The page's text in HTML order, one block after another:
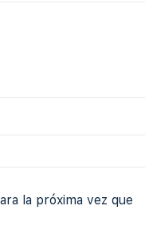
la próxima vez que